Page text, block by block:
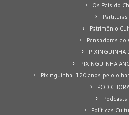
Os Pais do
Partituras
Patrimônio
Pensadores do
PIXINGUINHA
PIXINGUINHA
Pixinguinha: 120 anos pelo
POD
Podcasts
Políticas